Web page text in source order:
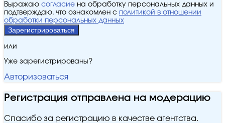
Выражаю согласие на обработку персональных данных и
подтверждаю, что ознакомлен с политикой в отношении
обработки персональных данных
Зарегистрироваться
или
Уже зарегистрированы?
Авторизоваться
Регистрация отправлена на модерацию
Спасибо за регистрацию в качестве агентства.